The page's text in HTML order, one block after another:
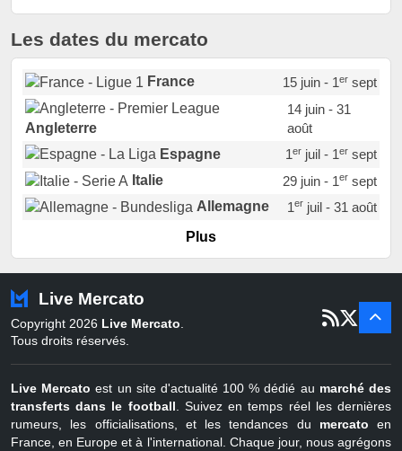
Les dates du mercato
France 15 juin - 1ersept
Angleterre
14 juin - 31
août
Espagne
1erjuil - 1ersept
Italie
29 juin - 1ersept
Allemagne
1erjuil - 31 août
Portugal
Pays-Bas
22 juin - 2 sept
Belgique
juil - 31
Plus
Live Mercato
Copyright 2026 Live Mercato
Tous droits réservés.
Live Mercato est un site d'actualité 100 % dédié au marché des
transferts dans le football . Suivez en temps réel les dernières
rumeurs, les officialisations, et les tendances du mercato en
France, en Europe et à l'international. Chaque jour, nous agrégons